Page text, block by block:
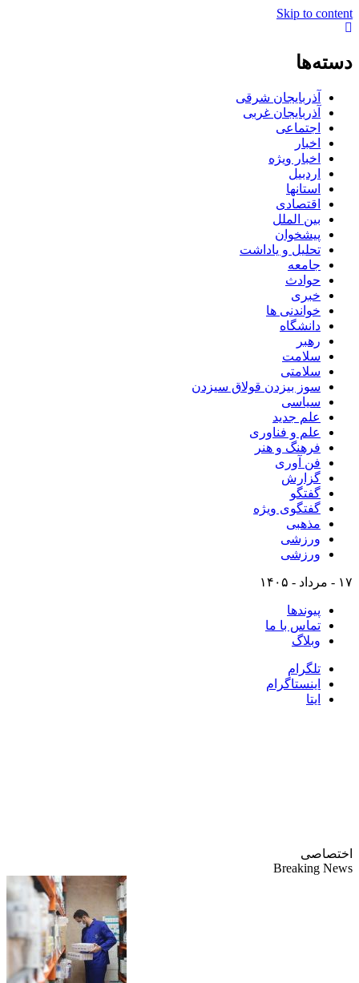
Skip to content
دسته‌ها
آذربایجان شرقی
آذربایجان غربی
اجتماعی
اخبار
اخبار ویژه
اردبیل
استانها
اقتصادی
بین الملل
پیشخوان
تحلیل و یاداشت
جامعه
حوادث
خبری
خواندنی ها
دانشگاه
رهبر
سلامت
سلامتی
سوز بیزدن قولاق سیزدن
سیاسی
علم جدید
علم و فناوری
فرهنگ و هنر
فن آوری
گزارش
گفتگو
گفتگوی ویژه
مذهبی
ورزشی
ورزشی
۱۷ - مرداد - ۱۴۰۵
پیوندها
تماس با ما
وبلاگ
تلگرام
اینستاگرام
ایتا
اختصاصی
Breaking News